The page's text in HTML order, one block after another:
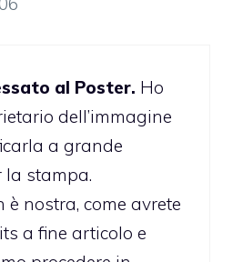
al Poster. Ho
dell’immagine
a grande
la stampa.
è nostra, come avrete
a fine articolo e